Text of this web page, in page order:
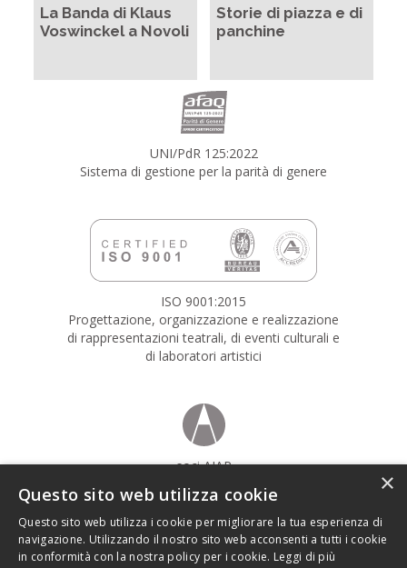
La Banda di Klaus
Voswinckel a Novoli
Storie di piazza e di
panchine
UNI/PdR 125:2022
Sistema di gestione per la parità di genere
ISO 9001:2015
Progettazione, organizzazione e realizzazione
di rappresentazioni teatrali, di eventi culturali e
di laboratori artistici
soci AIAP
Associazione italiana design della comunicazione visiva
×
Questo sito web utilizza cookie
Questo sito web utilizza i cookie per migliorare la tua esperienza di
navigazione. Utilizzando il nostro sito web acconsenti a tutti i cookie
in conformità con la nostra policy per i cookie. Leggi di più